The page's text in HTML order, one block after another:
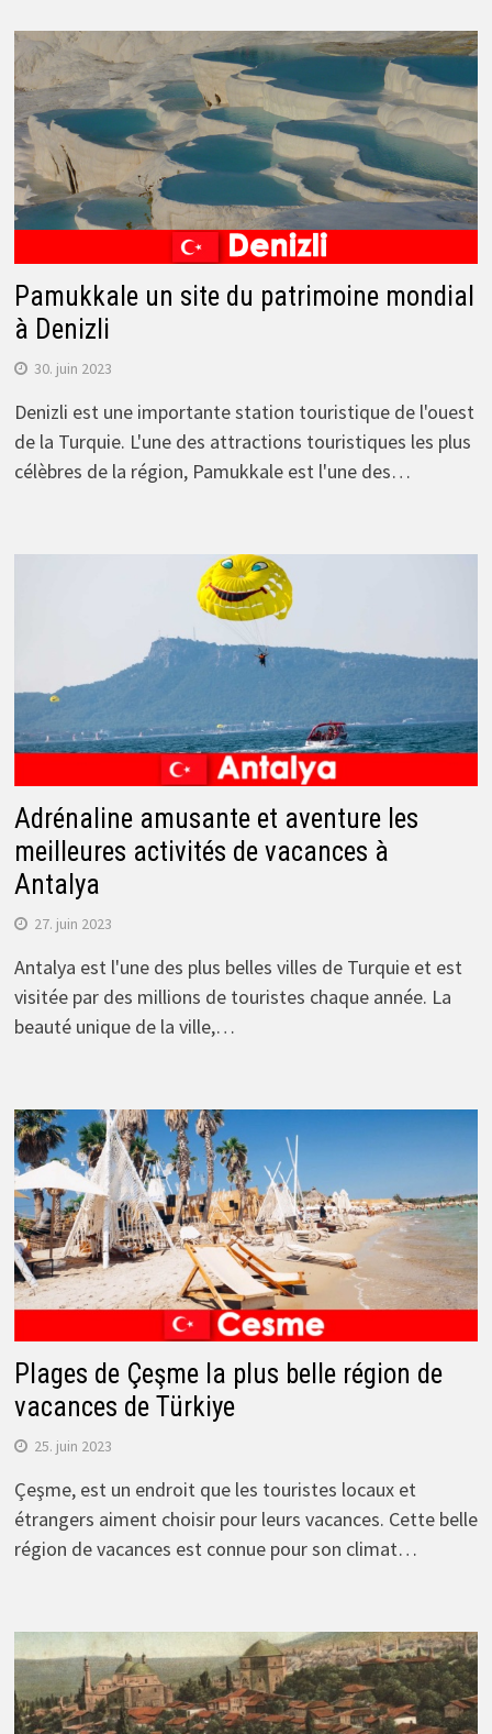
Pamukkale un site du patrimoine mondial
à Denizli
30. juin 2023
Denizli est une importante station touristique de l'ouest
de la Turquie. L'une des attractions touristiques les plus
célèbres de la région, Pamukkale est l'une des…
Adrénaline amusante et aventure les
meilleures activités de vacances à
Antalya
27. juin 2023
Antalya est l'une des plus belles villes de Turquie et est
visitée par des millions de touristes chaque année. La
beauté unique de la ville,…
Plages de Çeşme la plus belle région de
vacances de Türkiye
25. juin 2023
Çeşme, est un endroit que les touristes locaux et
étrangers aiment choisir pour leurs vacances. Cette belle
région de vacances est connue pour son climat…